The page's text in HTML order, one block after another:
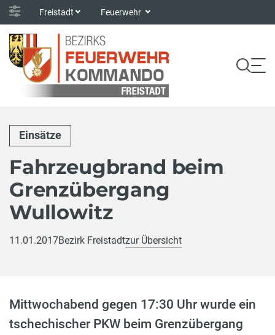
Freistadt Feuerwehr
Einsätze
Fahrzeugbrand beim
Grenzübergang
Wullowitz
11.01.2017Bezirk Freistadtzur Übersicht
Mittwochabend gegen 17:30 Uhr wurde ein
tschechischer PKW beim Grenzübergang